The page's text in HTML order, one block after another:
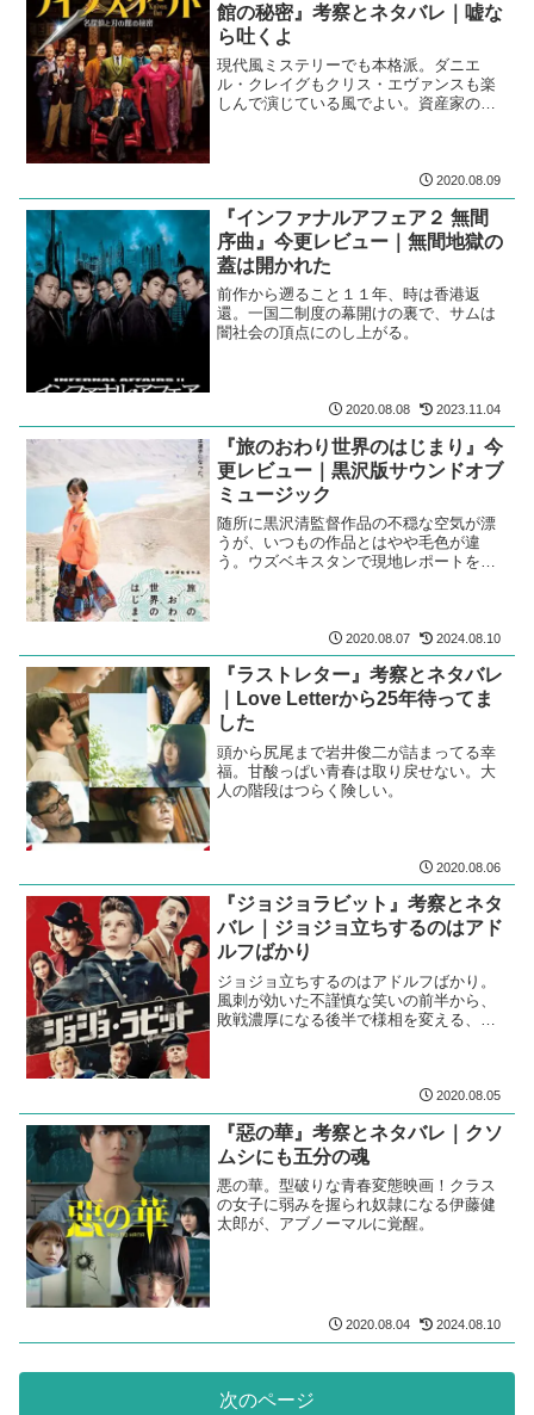
館の秘密』考察とネタバレ｜嘘な
ら吐くよ
現代風ミステリーでも本格派。ダニエ
ル・クレイグもクリス・エヴァンスも楽
しんで演じている風でよい。資産家の死
2020.08.09
『インファナルアフェア２ 無間
序曲』今更レビュー｜無間地獄の
蓋は開かれた
前作から遡ること１１年、時は香港返
還。一国二制度の幕開けの裏で、サムは
闇社会の頂点にのし上がる。
2020.08.08 2023.11.04
『旅のおわり世界のはじまり』今
更レビュー｜黒沢版サウンドオブ
ミュージック
随所に黒沢清監督作品の不穏な空気が漂
うが、いつもの作品とはやや毛色が違
う。ウズベキスタンで現地レポートを撮
2020.08.07 2024.08.10
『ラストレター』考察とネタバレ
｜Love Letterから25年待ってま
した
頭から尻尾まで岩井俊二が詰まってる幸
福。甘酸っぱい青春は取り戻せない。大
人の階段はつらく険しい。
2020.08.06
『ジョジョラビット』考察とネタ
バレ｜ジョジョ立ちするのはアド
ルフばかり
ジョジョ立ちするのはアドルフばかり。
風刺が効いた不謹慎な笑いの前半から、
敗戦濃厚になる後半で様相を変える、笑
2020.08.05
『惡の華』考察とネタバレ｜クソ
ムシにも五分の魂
悪の華。型破りな青春変態映画！クラス
の女子に弱みを握られ奴隷になる伊藤健
太郎が、アブノーマルに覚醒。
2020.08.04 2024.08.10
次のページ